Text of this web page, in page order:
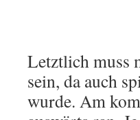
Letztlich muss
sein, da auch
wurde. Am